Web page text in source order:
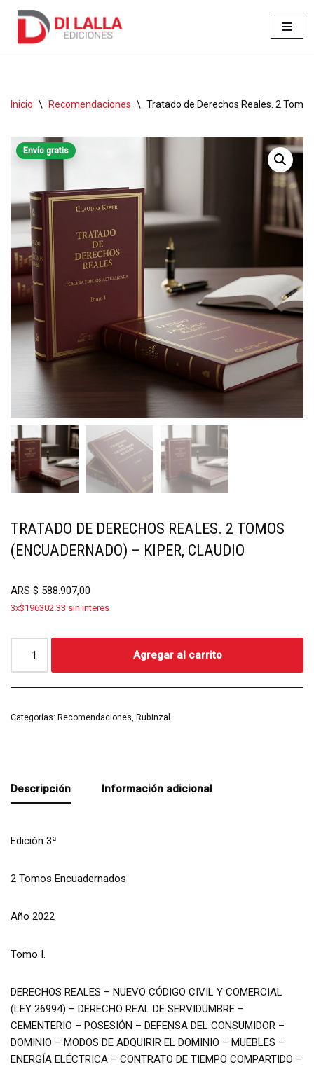
Inicio \ Recomendaciones \ Tratado de Derechos Reales. 2
Envío gratis
TRATADO DE DERECHOS REALES. 2 TOMOS
(ENCUADERNADO) – KIPER, CLAUDIO
ARS $ 588.907,00
3x$196302.33 sin interes
Agregar al carrito
Categorías: Recomendaciones, Rubinzal
Descripción Información adicional
Edición 3ª
2 Tomos Encuadernados
Año 2022
Tomo I.
DERECHOS REALES – NUEVO CÓDIGO CIVIL Y COMERCIAL
(LEY 26994) – DERECHO REAL DE SERVIDUMBRE –
CEMENTERIO – POSESIÓN – DEFENSA DEL CONSUMIDOR –
DOMINIO – MODOS DE ADQUIRIR EL DOMINIO – MUEBLES –
ENERGÍA ELÉCTRICA – CONTRATO DE TIEMPO COMPARTIDO –